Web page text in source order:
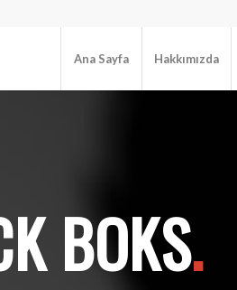
Ana Sayfa Hakkımızda
BOKS.